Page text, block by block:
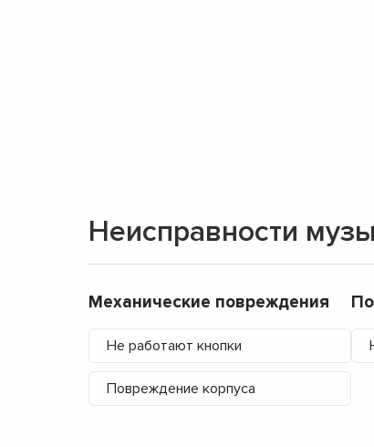
Неисправности
Механические повреждения
Не работают кнопки
Повреждение корпуса